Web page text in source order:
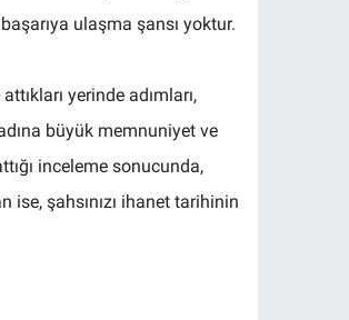
ulaşma şansı yoktur.
yerinde adımları,
büyük memnuniyet ve
inceleme sonucunda,
ise, şahsınızı ihanet tarihinin